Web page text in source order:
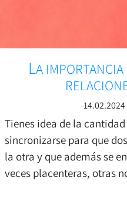
LA IMPORTANCIA
Tienes idea de la
sincronizarse para que
la otra y que además se
veces placenteras, otras